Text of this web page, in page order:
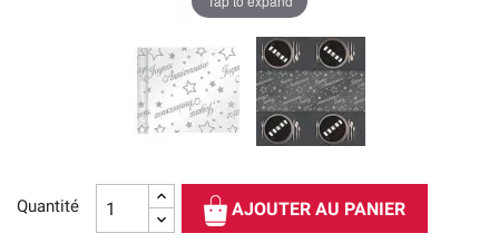
Quantité AJOUTER AU PANIER